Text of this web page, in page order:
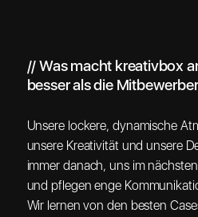
// Was macht kreativbox
besser als die
Unsere lockere, dynamische
unsere Kreativität und unsere
immer danach, uns im
und pflegen enge
Wir lernen von den besten